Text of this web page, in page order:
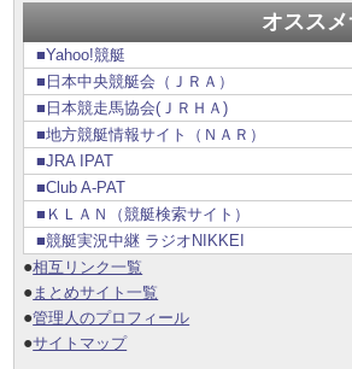
オスス
■Yahoo!競艇
■日本中央競艇会（ＪＲＡ）
■日本競走馬協会(ＪＲＨＡ)
■地方競艇情報サイト（ＮＡＲ）
■JRA IPAT
■Club A-PAT
■ＫＬＡＮ（競艇検索サイト）
■競艇実況中継 ラジオNIKKEI
●相互リンク一覧
● まとめサイト一覧
●管理人のプロフィール
●サイトマップ